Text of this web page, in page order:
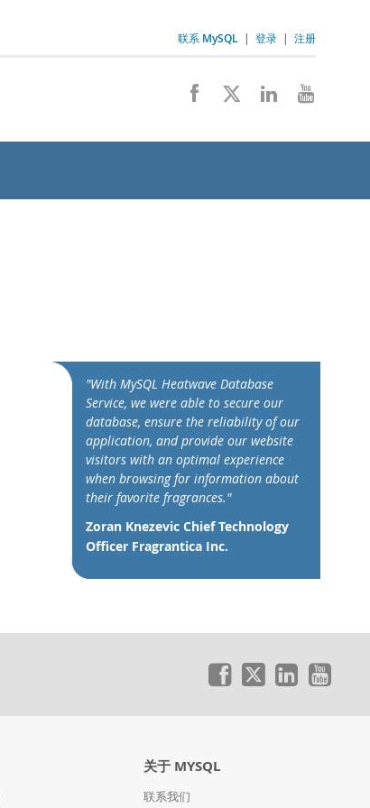
联系 MySQL | 登录 | 注册
"With MySQL Heatwave Database
Service, we were able to secure our
database, ensure the reliability of our
application, and provide our website
visitors with an optimal experience
when browsing for information about
their favorite fragrances."
Zoran Knezevic Chief Technology
Officer Fragrantica Inc.
关于 MYSQL
联系我们